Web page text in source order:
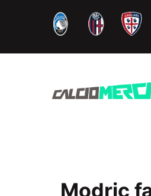
contenuto
Modric